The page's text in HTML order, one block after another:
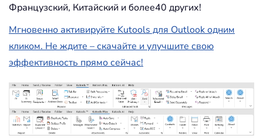
Французский, Китайский и более40 других!
Мгновенно активируйте Kutools для Outlook одним
кликом. Не ждите – скачайте и улучшите свою
эффективность прямо сейчас!